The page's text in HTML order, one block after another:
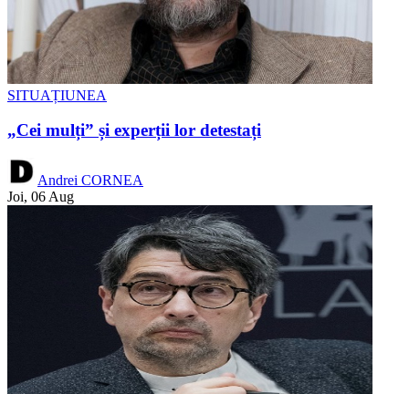
SITUAȚIUNEA
„Cei mulți” și experții lor detestați
Andrei CORNEA
Joi, 06 Aug